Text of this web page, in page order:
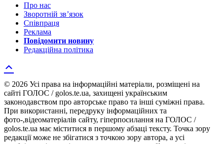
Про нас
Зворотній зв’язок
Співпраця
Реклама
Повідомити новину
Редакційна політика
© 2026 Усі права на інформаційні матеріали, розміщені на
сайті ГОЛОС / golos.te.ua, захищені українським
законодавством про авторське право та інші суміжні права.
При використанні, передруку інформаційних та
фото-,відеоматеріалів сайту, гіперпосилання на ГОЛОС /
golos.te.ua має міститися в першому абзаці тексту. Точка зору
редакції може не збігатися з точкою зору автора, а усі